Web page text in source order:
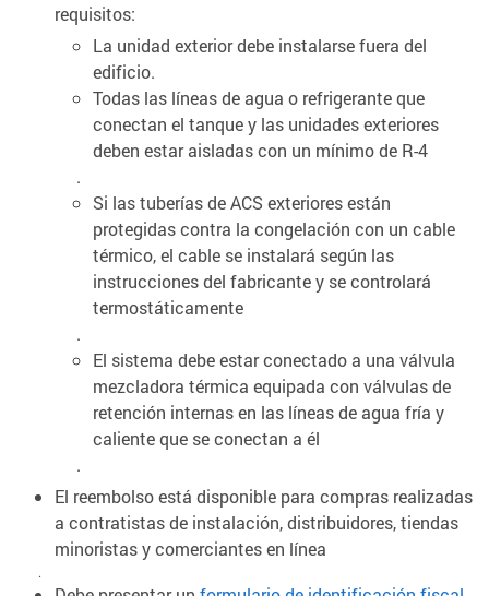
requisitos:
La unidad exterior debe instalarse fuera del
edificio.
Todas las líneas de agua o refrigerante que
conectan el tanque y las unidades exteriores
deben estar aisladas con un mínimo de R-4
.
Si las tuberías de ACS exteriores están
protegidas contra la congelación con un cable
térmico, el cable se instalará según las
instrucciones del fabricante y se controlará
termostáticamente
.
El sistema debe estar conectado a una válvula
mezcladora térmica equipada con válvulas de
retención internas en las líneas de agua fría y
caliente que se conectan a él
.
El reembolso está disponible para compras realizadas
a contratistas de instalación, distribuidores, tiendas
minoristas y comerciantes en línea
.